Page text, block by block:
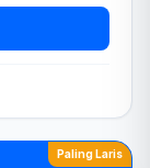
Paling Laris